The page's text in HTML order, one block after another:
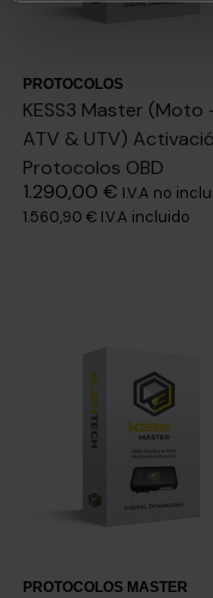
PROTOCOLOS
KESS3 Master (Moto
ATV & UTV)
Protocolos OBD
1.290,00€ I.V.A no
1.560,90€ I.V.A incluido
PROTOCOLOS MASTER